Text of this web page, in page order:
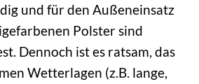
und für den Außeneinsatz
Polster sind
Dennoch ist es ratsam, das
Wetterlagen (z.B. lange,